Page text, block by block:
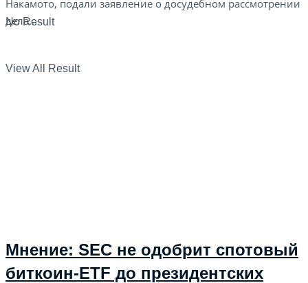
No Result
View All Result
Накамото, подали заявление о досудебном рассмотрении
дела...
Мнение: SEC не одобрит спотовый
биткоин-ETF до президентских